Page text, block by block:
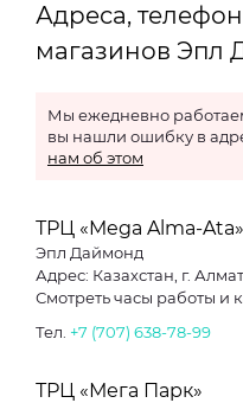
Адреса,
магазинов Эпл
Мы ежедневно
вы нашли ошибку в
нам об этом
ТРЦ «Mega Alma-Ata»
Эпл Даймонд
Адрес: Казахстан, г.
Смотреть часы работы и
Тел. +7 (707) 638-78-99
ТРЦ «Мега Парк»